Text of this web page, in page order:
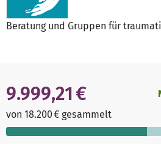
Beratung und Gruppen für
9.999,21 €
von 18.200 € gesammelt